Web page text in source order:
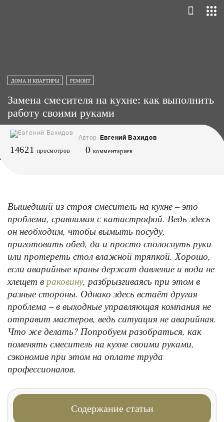
ДОМА И КВАРТИРЫ РЕМОНТ
Замена смесителя на кухне: как выполнить
работу своими руками
Автор Евгений Вахидов
14621 просмотров 0 комментариев
Вышедший из строя смеситель на кухне – это
проблема, сравнимая с катастрофой. Ведь здесь
он необходим, чтобы вымыть посуду,
приготовить обед, да и просто сполоснуть руки
или протереть стол влажной тряпкой. Хорошо,
если аварийные краны держат давление и вода не
хлещет в раковину, разбрызгиваясь при этом в
разные стороны. Однако здесь встаёт другая
проблема – в выходные управляющая компания не
отправит мастеров, ведь ситуация не аварийная.
Что же делать? Попробуем разобраться, как
поменять смеситель на кухне своими руками,
сэкономив при этом на оплате труда
профессионалов.
Содержание статьи